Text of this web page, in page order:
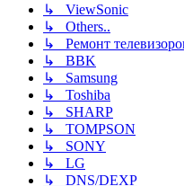
↳ ViewSonic
↳ Others..
↳ Ремонт
↳ BBK
↳ Samsung
↳ Toshiba
↳ SHARP
↳ TOMPSON
↳ SONY
↳ LG
↳ DNS/DEXP